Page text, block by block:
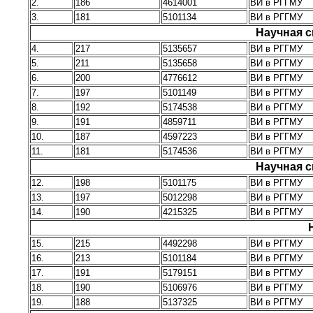
2. 186 4614001
ВИ в РГГМУ
3.
181 5101134 ВИ в РГГМУ
Научная
4. 217 5135657
ВИ в РГГМУ
5.
211 5135658
ВИ в РГГМУ
6.
200 4776612
ВИ в РГГМУ
7.
197 5101149
ВИ в РГГМУ
8.
192 5174538
ВИ в РГГМУ
9.
191 4859711
ВИ в РГГМУ
10.
187 4597223
ВИ в РГГМУ
11.
181 5174536 ВИ в РГГМУ
Научная
12. 198 5101175
ВИ в РГГМУ
13.
197 5012298
ВИ в РГГМУ
14.
190 4215325 ВИ в РГГМУ
15. 215 4492298
ВИ в РГГМУ
16.
213 5101184
ВИ в РГГМУ
17.
191 5179151
ВИ в РГГМУ
18.
190 5106976
ВИ в РГГМУ
19.
188 5137325 ВИ в РГГМУ